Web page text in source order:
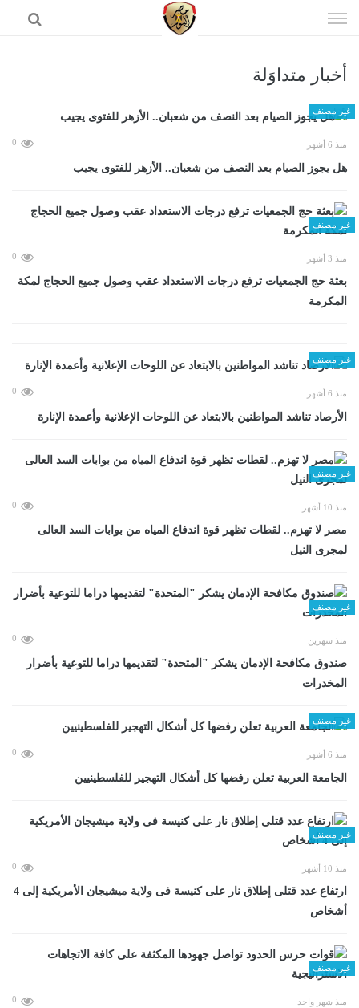
الى
أخبار متداوَلة
غير مصنف
منذ 6 أشهر 0
هل يجوز الصيام بعد النصف من شعبان.. الأزهر للفتوى يجيب
غير مصنف
منذ 3 أشهر 0
بعثة حج الجمعيات ترفع درجات الاستعداد عقب وصول جميع الحجاج لمكة
المكرمة
غير مصنف
منذ 6 أشهر 0
الأرصاد تناشد المواطنين بالابتعاد عن اللوحات الإعلانية وأعمدة الإنارة
غير مصنف
منذ 10 أشهر 0
مصر لا تهزم.. لقطات تظهر قوة اندفاع المياه من بوابات السد العالى
لمجرى النيل
غير مصنف
منذ شهرين 0
صندوق مكافحة الإدمان يشكر "المتحدة" لتقديمها دراما للتوعية بأضرار
المخدرات
غير مصنف
منذ 6 أشهر 0
الجامعة العربية تعلن رفضها كل أشكال التهجير للفلسطينيين
غير مصنف
منذ 10 أشهر 0
ارتفاع عدد قتلى إطلاق نار على كنيسة فى ولاية ميشيجان الأمريكية إلى 4
أشخاص
غير مصنف
منذ شهر واحد 0